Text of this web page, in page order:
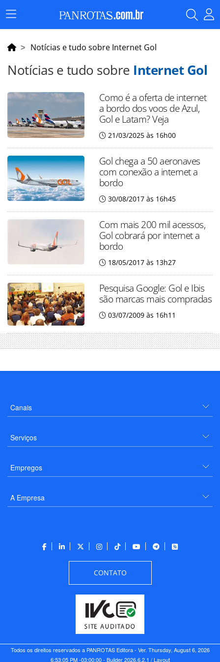
Menu
Principal
Notícias e tudo sobre Internet Gol
Notícias e tudo sobre Internet Gol
Como é a oferta de internet
a bordo dos voos de Azul,
Gol e Latam? Veja
21/03/2025 às 16h00
Gol chega a 50 aeronaves
com conexão a internet a
bordo
30/08/2017 às 16h45
Com mais 200 mil acessos,
Gol cobrará por internet a
bordo
18/05/2017 às 13h27
Pesquisa Google: Gol e Ibis
são marcas mais compradas
03/07/2009 às 16h11
Canais
Serviços
Empregos
A Empresa
CONTATO
Todos os direitos reservados a PANROTAS Editora - Ver. Thursday, August 6, 2026
6:53:05 PM -03:00:00 - Builder 2026.6.2.1 / Layout